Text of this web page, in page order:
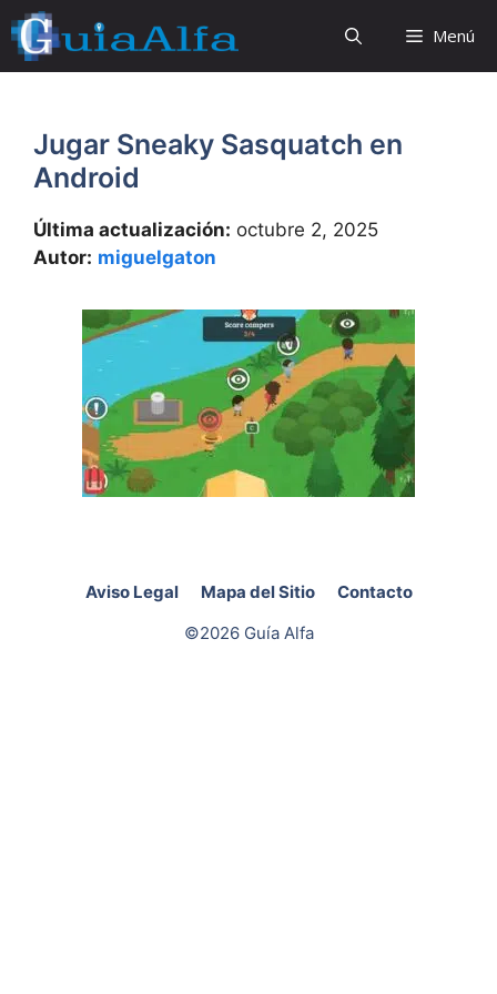
Saltar
al
contenido
Menú
Jugar Sneaky Sasquatch en
Android
Última actualización: octubre 2, 2025
Autor: miguelgaton
Aviso Legal Mapa del Sitio
Contacto
©2026 Guía Alfa